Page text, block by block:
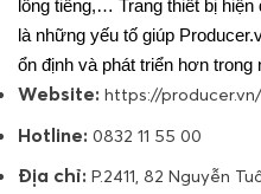
lồng tiếng,… Trang thiết bị
là những yếu tố giúp
ổn định và phát triển hơn trong
Website: https://producer.vn/
Hotline: 0832 11 55 00
Địa chỉ: P.2411, 82 Nguyễn